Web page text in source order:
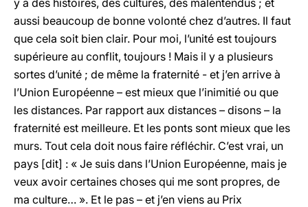
y a des histoires, des cultures, des malentendus ; et
aussi beaucoup de bonne volonté chez d’autres. Il faut
que cela soit bien clair. Pour moi, l’unité est toujours
supérieure au conflit, toujours ! Mais il y a plusieurs
sortes d’unité ; de même la fraternité - et j’en arrive à
l’Union Européenne – est mieux que l’inimitié ou que
les distances. Par rapport aux distances – disons – la
fraternité est meilleure. Et les ponts sont mieux que les
murs. Tout cela doit nous faire réfléchir. C’est vrai, un
pays [dit] : « Je suis dans l’Union Européenne, mais je
veux avoir certaines choses qui me sont propres, de
ma culture… ». Et le pas – et j’en viens au Prix